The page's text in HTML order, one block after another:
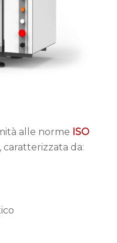
alle norme ISO
caratterizzata da: